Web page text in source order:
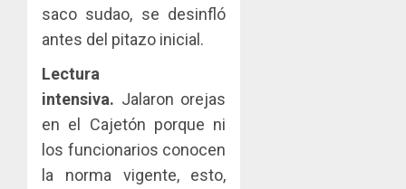
saco sudao, se desinfló
antes del pitazo inicial.
Lectura
intensiva. Jalaron orejas
en el Cajetón porque ni
los funcionarios conocen
la norma vigente, esto,